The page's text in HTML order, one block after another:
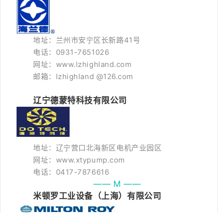
地址：兰州市安宁区长新路41号
电话：0931-7651026
网址：www.lzhighland.com
邮箱：lzhighland @126.com
辽宁德蒙特科技有限公司
地址：辽宁营口北海新区电机产业园区
网址：www.xtypump.com
电话：0417-7876616
—— M ——
米顿罗工业设备（上海）有限公司